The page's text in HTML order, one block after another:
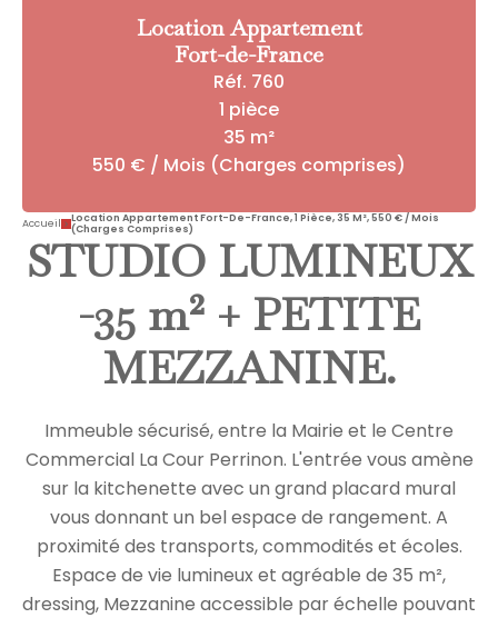
Location Appartement
Fort-de-France
Réf. 760
1 pièce
35 m²
550 € / Mois (Charges comprises)
Accueil
Location Appartement Fort-De-France, 1 Pièce, 35 M², 550 € / Mois
(Charges Comprises)
STUDIO LUMINEUX
-35 m² + PETITE
MEZZANINE.
Immeuble sécurisé, entre la Mairie et le Centre
Commercial La Cour Perrinon. L'entrée vous amène
sur la kitchenette avec un grand placard mural
vous donnant un bel espace de rangement. A
proximité des transports, commodités et écoles.
Espace de vie lumineux et agréable de 35 m²,
dressing, Mezzanine accessible par échelle pouvant